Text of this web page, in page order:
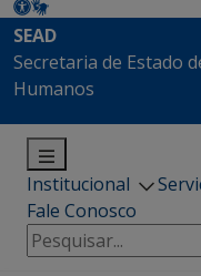
SEAD
Secretaria de Estado
Humanos
Institucional
Fale Conosco
Pesquisar
por: